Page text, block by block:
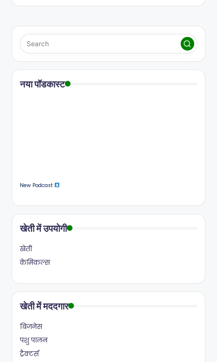
नया पॉडकास्ट
New Podcast
खेती में उपयोगी
खेती
केमिकल्स
खेती में मददगार
बिज़नेस
पशु पालन
ट्रैक्टर्स